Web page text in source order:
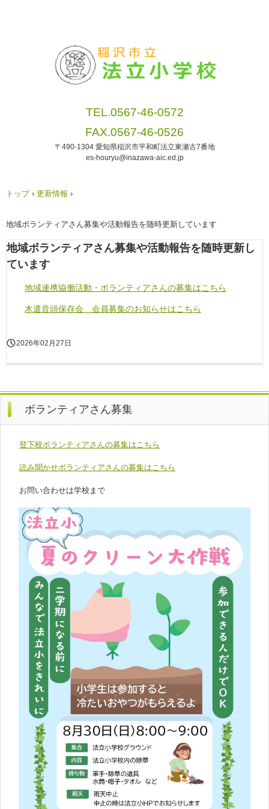
TEL.0567-46-0572
FAX.0567-46-0526
〒490-1304 愛知県稲沢市平和町法立東瀬古7番地
es-houryu@inazawa-aic.ed.jp
トップ › 更新情報 ›
地域ボランティアさん募集や活動報告を随時更新しています
地域ボランティアさん募集や活動報告を随時更新し
ています
地域連携協働活動・ボランティアさんの募集はこちら
木遣音頭保存会 会員募集のお知らせはこちら
2026年02月27日
ボランティアさん募集
登下校ボランティアさんの募集はこちら
読み聞かせボランティアさんの募集はこちら
お問い合わせは学校まで